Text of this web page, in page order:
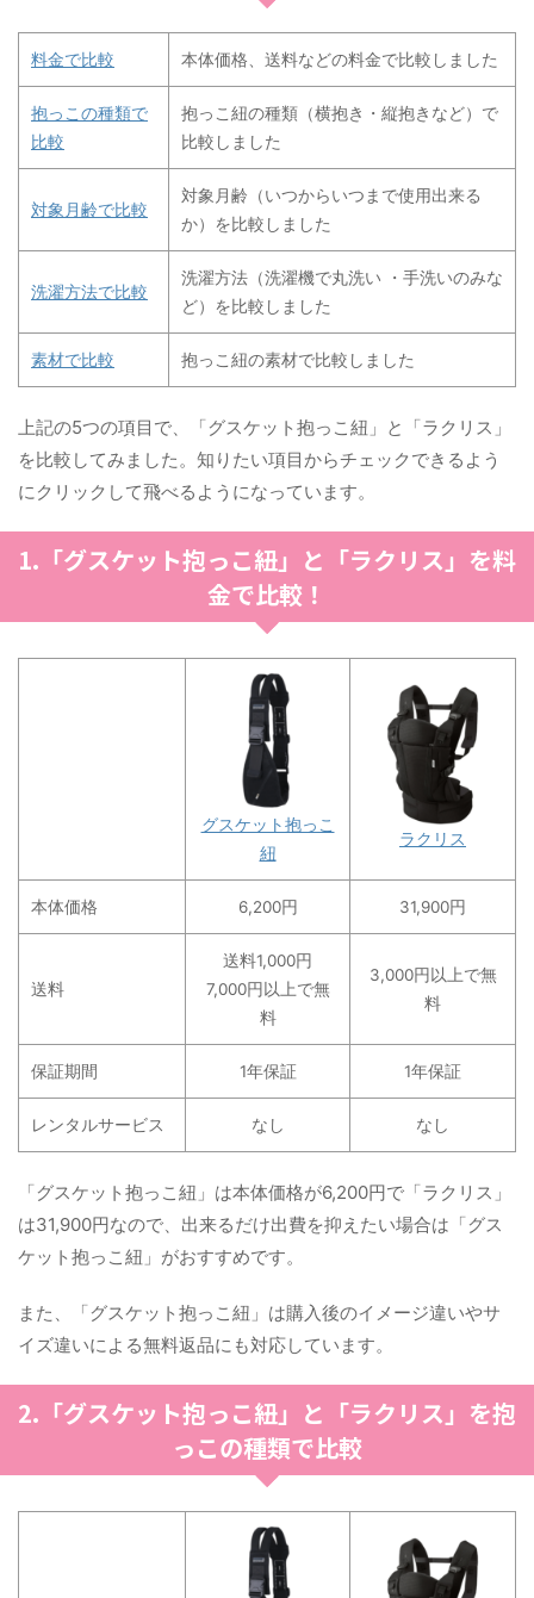
料金で比較 本体価格、送料などの料金で比較しました
抱っこの種類で
比較
抱っこ紐の種類（横抱き・縦抱きなど）で
比較しました
対象月齢で比較
対象月齢（いつからいつまで使用出来る
か）を比較しました
洗濯方法で比較
洗濯方法（洗濯機で丸洗い ・手洗いのみな
ど）を比較しました
素材で比較 抱っこ紐の素材で比較しました
上記の5つの項目で、「グスケット抱っこ紐」と「ラクリス」
を比較してみました。知りたい項目からチェックできるよう
にクリックして飛べるようになっています。
1.「グスケット抱っこ紐」と「ラクリス」を料
金で比較！
グスケット抱っこ
紐
ラクリス
本体価格 6,200円 31,900円
送料
送料1,000円
7,000円以上で無
料
3,000円以上で無
料
保証期間 1年保証 1年保証
レンタルサービス なし なし
「グスケット抱っこ紐」は本体価格が6,200円で「ラクリス」
は31,900円なので、出来るだけ出費を抑えたい場合は「グス
ケット抱っこ紐」がおすすめです。
また、「グスケット抱っこ紐」は購入後のイメージ違いやサ
イズ違いによる無料返品にも対応しています。
2.「グスケット抱っこ紐」と「ラクリス」を抱
っこの種類で比較